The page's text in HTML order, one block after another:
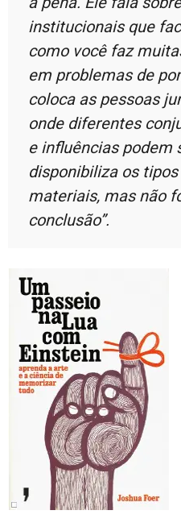
institucionais que
como você faz
em problemas de
coloca as pessoas
onde diferentes
e influências podem
disponibiliza os
materiais, mas não
conclusão”.